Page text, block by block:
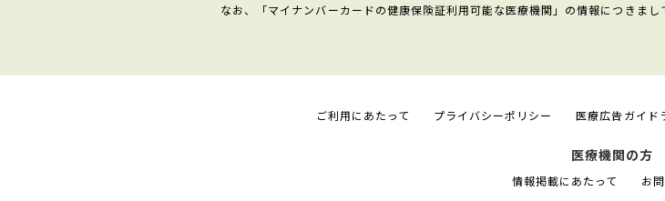
なお、「マイナンバーカードの健康保険証利用可能な医療機関」の情報につきま
ご利用にあたって プライバシーポリシー 医療広告ガイド
医療機関の方
情報掲載にあたって お